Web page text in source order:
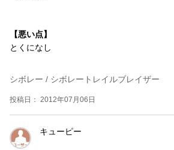
【悪い点】
とくになし
シボレー / シボレートレイルブレイザー
投稿日： 2012年07月06日
キューピー